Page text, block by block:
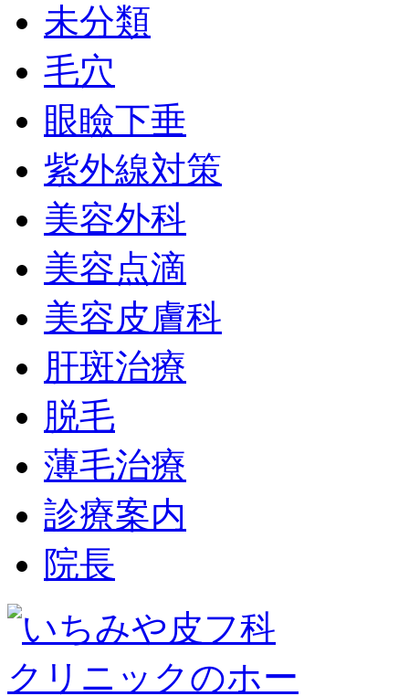
未分類
毛穴
眼瞼下垂
紫外線対策
美容外科
美容点滴
美容皮膚科
肝斑治療
脱毛
薄毛治療
診療案内
院長